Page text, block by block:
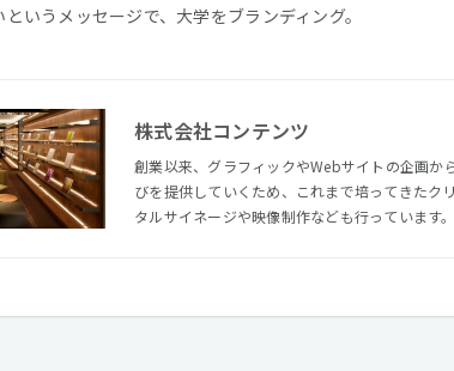
いうメッセージで、大学をブランディング。
株式会社コンテンツ
創業以来、グラフィックやWebサイトの企画か
びを提供していくため、これまで培ってきたク
タルサイネージや映像制作なども行っています。 ■未踏を楽しむ。 私たちは「未踏楽」というビジョンを